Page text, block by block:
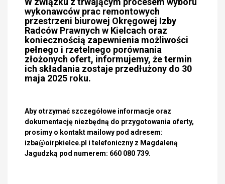
wykonawców prac remontowych
przestrzeni biurowej Okręgowej Izby
Radców Prawnych w Kielcach oraz
koniecznością zapewnienia możliwości
pełnego i rzetelnego porównania
złożonych ofert, informujemy, że termin
ich składania zostaje przedłużony do 30
maja 2025 roku.
Aby otrzymać szczegółowe informacje oraz
dokumentację niezbędną do przygotowania oferty,
prosimy o kontakt mailowy pod adresem:
izba@oirpkielce.pl i telefoniczny z Magdaleną
Jagudzką pod numerem: 660 080 739.